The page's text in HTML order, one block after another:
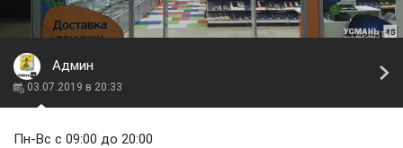
Админ
03.07.2019 в 20:33
Пн-Вс с 09:00 до 20:00